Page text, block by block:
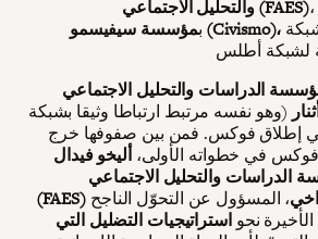
والتحليل الاجتماعي (FAES)، كما كانت على علاقة
ب مؤسسة سيفيسمو (Civismo)،
(وهو نفسه مرتبط ارتباطا وثيقا بشبكة
إطلاق فوكس. فمن بين صفوفها خرج
في خطواته الأولى،أليخو فيدال
الدراسات والتحليل الاجتماعي
(FAES) ، المسؤول عن التحوّل الناجح
نحواستراتيجيات التضليل التي